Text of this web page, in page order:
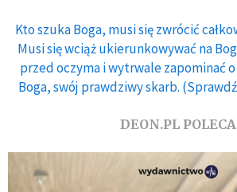
Kto szuka Boga, musi się zwrócić
Musi się wciąż ukierunkowywać na
przed oczyma i wytrwale zapominać
Boga, swój prawdziwy skarb.
DEON.PL POLECA